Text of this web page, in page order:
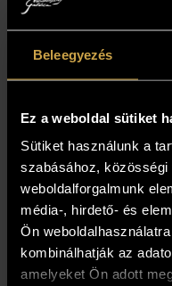
Beleegyezés
Ez a weboldal sütiket
Sütiket használunk a
szabásához,
weboldalforgalmunk
média-, hirdető- és
Ön
kombinálhatják az
amelyeket Ön adott